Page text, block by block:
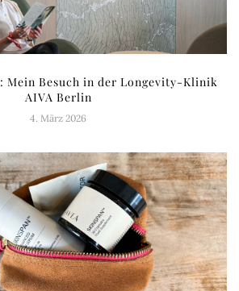
Mein Besuch in der Longevity-Klinik
AIVA Berlin
4. März 2026